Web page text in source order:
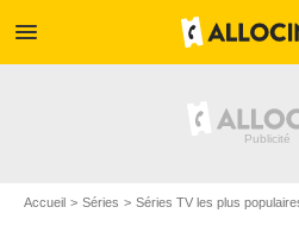
menu
Accueil Séries Séries TV les plus